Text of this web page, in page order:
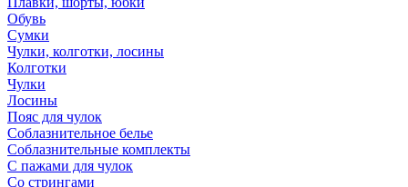
Обувь
Сумки
Чулки, колготки, лосины
Колготки
Чулки
Лосины
Пояс для чулок
Соблазнительное белье
Соблазнительные комплекты
С пажами для чулок
Со стрингами